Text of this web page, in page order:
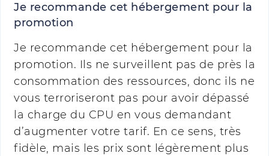
Je recommande cet hébergement pour la
promotion
Je recommande cet hébergement pour la
promotion. Ils ne surveillent pas de près la
consommation des ressources, donc ils ne
vous terroriseront pas pour avoir dépassé
la charge du CPU en vous demandant
d’augmenter votre tarif. En ce sens, très
fidèle, mais les prix sont légèrement plus